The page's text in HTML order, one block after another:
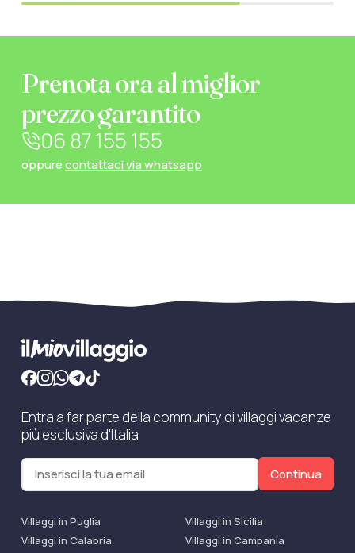
Prenota ora al miglior
prezzo garantito
06 87 155 155
oppurecontattaci via whatsapp
Entra a far parte della community di villaggi vacanze
più esclusiva d'Italia
Continua
Villaggi in Puglia
Villaggi in Sicilia
Villaggi in Calabria
Villaggi in Campania